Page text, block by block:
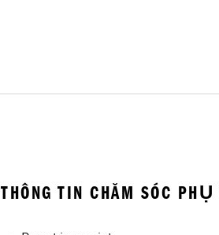
THÔNG TIN CHĂM SÓC